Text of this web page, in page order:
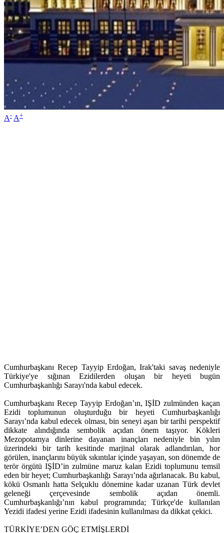
A- A+
Cumhurbaşkanı Recep Tayyip Erdoğan, Irak'taki savaş nedeniyle
Türkiye'ye sığınan Ezidilerden oluşan bir heyeti bugün
Cumhurbaşkanlığı Sarayı'nda kabul edecek.
Cumhurbaşkanı Recep Tayyip Erdoğan’ın, IŞİD zulmünden kaçan
Ezidi toplumunun oluşturduğu bir heyeti Cumhurbaşkanlığı
Sarayı’nda kabul edecek olması, bin seneyi aşan bir tarihi perspektif
dikkate alındığında sembolik açıdan önem taşıyor. Kökleri
Mezopotamya dinlerine dayanan inançları nedeniyle bin yılın
üzerindeki bir tarih kesitinde marjinal olarak adlandırılan, hor
görülen, inançlarını büyük sıkıntılar içinde yaşayan, son dönemde de
terör örgütü IŞİD’in zulmüne maruz kalan Ezidi toplumunu temsil
eden bir heyet; Cumhurbaşkanlığı Sarayı’nda ağırlanacak. Bu kabul,
kökü Osmanlı hatta Selçuklu dönemine kadar uzanan Türk devlet
geleneği çerçevesinde sembolik açıdan önemli.
Cumhurbaşkanlığı’nın kabul programında; Türkçe'de kullanılan
Yezidi ifadesi yerine Ezidi ifadesinin kullanılması da dikkat çekici.
TÜRKİYE’DEN GÖÇ ETMİŞLERDİ